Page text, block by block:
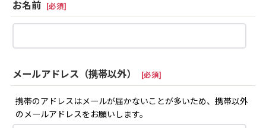
お名前 [必須]
メールアドレス（携帯以外） [必須]
携帯のアドレスはメールが届かないことが多いため、携帯以外
のメールアドレスをお願いします。